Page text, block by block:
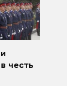
честь